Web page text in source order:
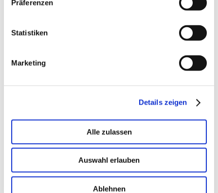
Präferenzen
Statistiken
Marketing
Details zeigen
Alle zulassen
Auswahl erlauben
Ablehnen